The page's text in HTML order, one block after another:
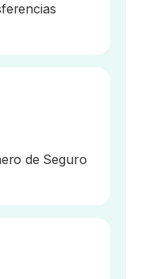
de Seguro